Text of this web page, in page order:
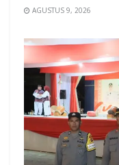
AGUSTUS 9, 2026